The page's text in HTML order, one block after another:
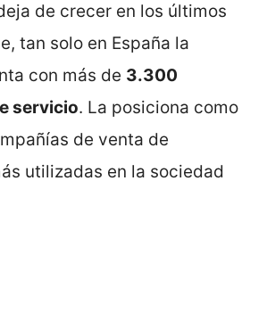
de crecer en los últimos
tan solo en España la
con más de 3.300
servicio. La posiciona como
de venta de
utilizadas en la sociedad